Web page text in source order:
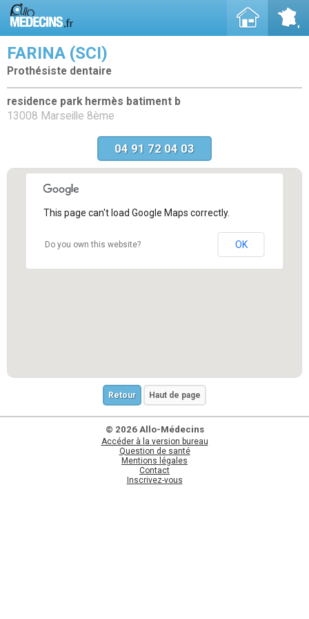
FARINA (SCI)
Prothésiste dentaire
residence park hermès batiment b
13008 Marseille 8ème
04 91 72 04 03
This page can't load Google Maps correctly.
Do you own this website? OK
Retour Haut de page
© 2026 Allo-Médecins
Accéder à la version bureau
Question de santé
Mentions légales
Contact
Inscrivez-vous